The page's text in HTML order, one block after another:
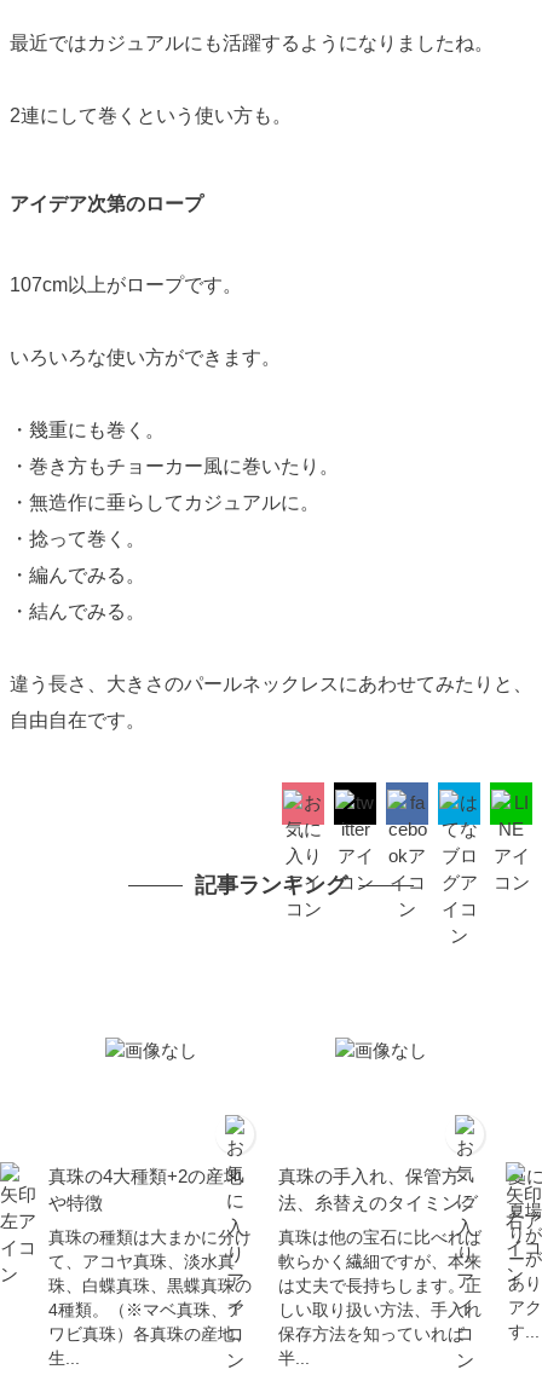
最近ではカジュアルにも活躍するようになりましたね。
2連にして巻くという使い方も。
アイデア次第のロープ
107cm以上がロープです。
いろいろな使い方ができます。
・幾重にも巻く。
・巻き方もチョーカー風に巻いたり。
・無造作に垂らしてカジュアルに。
・捻って巻く。
・編んでみる。
・結んでみる。
違う長さ、大きさのパールネックレスにあわせてみたりと、
自由自在です。
記事ランキング
真珠の4大種類+2の産地
や特徴
真珠の種類は大まかに分け
て、アコヤ真珠、淡水真
珠、白蝶真珠、黒蝶真珠の
4種類。（※マベ真珠、ア
ワビ真珠）各真珠の産地、
生...
真珠の手入れ、保管方
法、糸替えのタイミング
真珠は他の宝石に比べれば
軟らかく繊細ですが、本来
は丈夫で長持ちします。正
しい取り扱い方法、手入れ
保存方法を知っていれば
半...
夏
夏
り
ー
あ
ア
す...